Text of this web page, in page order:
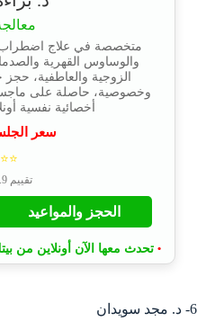
متخصصة في علاج اضطراب
والوساوس القهرية
الزوجية والعاطفية،
وخصوصية، حاصلة على
أخصائية نفسية
سعر
تقييم 4.9 من 211
الحجز والمواعيد
• تحدث معها الآن أونلاين من
6- د. مجد سويدان